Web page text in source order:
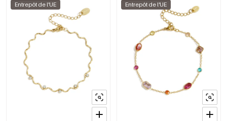
Entrepôt de l'UE Entrepôt de l'UE